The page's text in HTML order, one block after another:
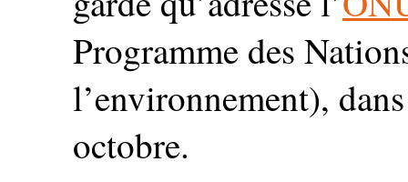
Programme des
l’environnement),
octobre.